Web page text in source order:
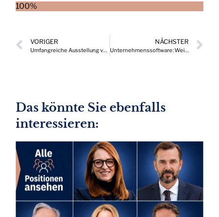
100%
VORIGER
Umfangreiche Ausstellung von prämierten Bildern in der BUWOG-Zentrale Wien
NÄCHSTER
Unternehmenssoftware: Weiterhin Insellösungen oder Interoperabilität?
Das könnte Sie ebenfalls
interessieren: